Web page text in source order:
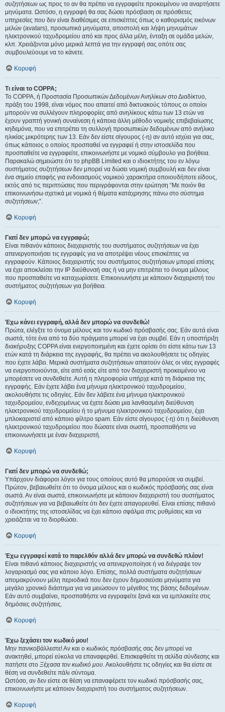
συζητήσεων ως προς το αν θα πρέπει να εγγραφείτε προκειμένου να αναρτήσετε
μηνύματα. Ωστόσο, η εγγραφή θα σας δώσει πρόσβαση σε πρόσθετες
υπηρεσίες που δεν είναι διαθέσιμες σε επισκέπτες όπως ο καθορισμός εικόνων
μελών (avatars), προσωπικά μηνύματα, αποστολή και λήψη μηνυμάτων
ηλεκτρονικού ταχυδρομείου από και προς άλλα μέλη, ένταξη σε ομάδα μελών,
κλπ. Χρειάζονται μόνο μερικά λεπτά για την εγγραφή σας οπότε σας
συμβουλεύουμε να το κάνετε.
Κορυφή
Τι είναι το COPPA;
Το COPPA, ή Προστασία Προσωπικών Δεδομένων Ανηλίκων στο Διαδίκτυο,
πράξη του 1998, είναι νόμος που απαιτεί από δικτυακούς τόπους οι οποίοι
μπορούν να συλλέγουν πληροφορίες από ανηλίκους κάτω των 13 ετών να
έχουν γραπτή γονική συναίνεση ή κάποια άλλη μέθοδο νομικής επιβεβαίωσης
κηδεμόνα, που να επιτρέπει τη συλλογή προσωπικών δεδομένων από ανήλικο
ηλικίας μικρότερης των 13. Εάν δεν είστε σίγουρος (-η) αν αυτό ισχύει για σας,
όπως κάποιος ο οποίος προσπαθεί να εγγραφεί ή στην ιστοσελίδα που
προσπαθείτε να εγγραφείτε, επικοινωνήστε με νομικό σύμβουλο για βοήθεια.
Παρακαλώ σημειώστε ότι το phpBB Limited και ο ιδιοκτήτης του εν λόγω
συστήματος συζητήσεων δεν μπορεί να δώσει νομική συμβουλή και δεν είναι
ένα σημείο επαφής για ενδοιασμούς νομικού χαρακτήρα οποιουδήποτε είδους,
εκτός από τις περιπτώσεις που περιγράφονται στην ερώτηση “Με ποιόν θα
επικοινωνήσω σχετικά με νομικά ή θέματα κατάχρησης πάνω στο σύστημα
συζητήσεων;”.
Κορυφή
Γιατί δεν μπορώ να εγγραφώ;
Είναι πιθανόν κάποιος διαχειριστής του συστήματος συζητήσεων να έχει
απενεργοποιήσει τις εγγραφές για να αποτρέψει νέους επισκέπτες να
εγγραφούν. Κάποιος διαχειριστής του συστήματος συζητήσεων μπορεί επίσης
να έχει αποκλείσει την IP διεύθυνσή σας ή να μην επιτρέπει το όνομα μέλους
που προσπαθείτε να καταχωρίσετε. Επικοινωνήστε με κάποιον διαχειριστή του
συστήματος συζητήσεων για βοήθεια.
Κορυφή
Έχω κάνει εγγραφή, αλλά δεν μπορώ να συνδεθώ!
Πρώτα, ελέγξτε το όνομα μέλους και τον κωδικό πρόσβασής σας. Εάν αυτά είναι
σωστά, τότε ένα από τα δύο πράγματα μπορεί να έχει συμβεί. Εάν η υποστήριξη
διακήρυξης COPPA είναι ενεργοποιημένη και έχετε ορίσει ότι είστε κάτω των 13
ετών κατά τη διάρκεια της εγγραφής, θα πρέπει να ακολουθήσετε τις οδηγίες
που έχετε λάβει. Μερικά συστήματα συζητήσεων απαιτούν όλες οι νέες εγγραφές
να ενεργοποιούνται, είτε από εσάς είτε από τον διαχειριστή προκειμένου να
μπορέσετε να συνδεθείτε. Αυτή η πληροφορία υπήρχε κατά τη διάρκεια της
εγγραφής. Εάν έχετε λάβει ένα μήνυμα ηλεκτρονικού ταχυδρομείου,
ακολουθήστε τις οδηγίες. Εάν δεν λάβετε ένα μήνυμα ηλεκτρονικού
ταχυδρομείου, ενδεχομένως να έχετε δώσει μια λανθασμένη διεύθυνση
ηλεκτρονικού ταχυδρομείου ή το μήνυμα ηλεκτρονικού ταχυδρομείου, έχει
μπλοκαριστεί από κάποιο φίλτρο spam. Εάν είστε σίγουρος (-η) ότι η διεύθυνση
ηλεκτρονικού ταχυδρομείου που δώσατε είναι σωστή, προσπαθήστε να
επικοινωνήσετε με έναν διαχειριστή.
Κορυφή
Γιατί δεν μπορώ να συνδεθώ;
Υπάρχουν διάφοροι λόγοι για τους οποίους αυτό θα μπορούσε να συμβεί.
Πρώτον, βεβαιωθείτε ότι το όνομα μέλους και ο κωδικός πρόσβασής σας είναι
σωστά. Αν είναι σωστά, επικοινωνήστε με κάποιον διαχειριστή του συστήματος
συζητήσεων για να βεβαιωθείτε ότι δεν έχετε απαγορευθεί. Είναι επίσης πιθανό
ο ιδιοκτήτης της ιστοσελίδας να έχει κάποιο σφάλμα στις ρυθμίσεις και να
χρειάζεται να το διορθώσει.
Κορυφή
Έχω εγγραφεί κατά το παρελθόν αλλά δεν μπορώ να συνδεθώ πλέον!
Είναι πιθανό κάποιος διαχειριστής να απενεργοποίησε ή να διέγραψε τον
λογαριασμό σας για κάποιο λόγο. Επίσης, πολλά συστήματα συζητήσεων
απομακρύνουν μέλη περιοδικά που δεν έχουν δημοσιεύσει μηνύματα για
μεγάλο χρονικό διάστημα για να μειώσουν το μέγεθος της βάσης δεδομένων.
Εάν αυτό συμβαίνει, προσπαθήστε να εγγραφείτε ξανά και να εμπλακείτε στις
δημόσιες συζητήσεις.
Κορυφή
Έχω ξεχάσει τον κωδικό μου!
Μην πανικοβάλλεστε! Αν και ο κωδικός πρόσβασής σας δεν μπορεί να
ανακτηθεί, μπορεί εύκολα να επαναφερθεί. Επισκεφθείτε τη σελίδα σύνδεσης και
πατήστε στο Ξέχασα τον κωδικό μου. Ακολουθήστε τις οδηγίες και θα είστε σε
θέση να συνδεθείτε πάλι σύντομα.
Ωστόσο, αν δεν είστε σε θέση να επαναφέρετε τον κωδικό πρόσβασής σας,
επικοινωνήστε με κάποιον διαχειριστή του συστήματος συζητήσεων.
Κορυφή